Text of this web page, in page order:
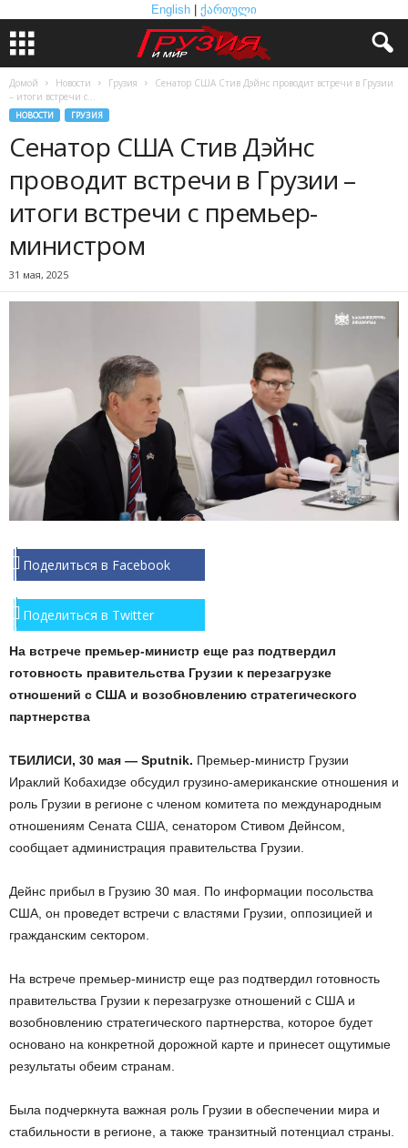
English ქართული
Домой Новости Грузия
Сенатор США Стив Дэйнс проводит встречи в Грузии
– итоги встречи с...
НОВОСТИ ГРУЗИЯ
Сенатор США Стив Дэйнс
проводит встречи в Грузии –
итоги встречи с премьер-
министром
31 мая, 2025
Поделиться в Facebook
Поделиться в Twitter
На встрече премьер-министр еще раз подтвердил
готовность правительства Грузии к перезагрузке
отношений с США и возобновлению стратегического
партнерства
ТБИЛИСИ, 30 мая — Sputnik. Премьер-министр Грузии
Ираклий Кобахидзе обсудил грузино-американские отношения и
роль Грузии в регионе с членом комитета по международным
отношениям Сената США, сенатором Стивом Дейнсом,
сообщает администрация правительства Грузии.
Дейнс прибыл в Грузию 30 мая. По информации посольства
США, он проведет встречи с властями Грузии, оппозицией и
гражданским сектором.
На встрече премьер-министр еще раз подтвердил готовность
правительства Грузии к перезагрузке отношений с США и
возобновлению стратегического партнерства, которое будет
основано на конкретной дорожной карте и принесет ощутимые
результаты обеим странам.
Была подчеркнута важная роль Грузии в обеспечении мира и
стабильности в регионе, а также транзитный потенциал страны.